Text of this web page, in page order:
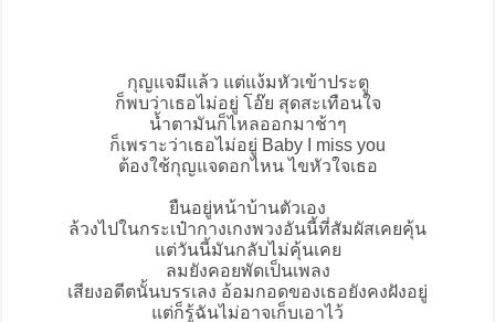
กุญแจมีแล้ว แต่แง้มหัวเข้าประตู
ก็พบว่าเธอไม่อยู่ โอ๊ย สุดสะเทือนใจ
น้ำตามันก็ไหลออกมาช้าๆ
ก็เพราะว่าเธอไม่อยู่ Baby I miss you
ต้องใช้กุญแจดอกไหน ไขหัวใจเธอ
ยืนอยู่หน้าบ้านตัวเอง
ล้วงไปในกระเป๋ากางเกงพวงอันนี้ที่สัมผัสเคยคุ้น
แต่วันนี้มันกลับไม่คุ้นเคย
ลมยังคอยพัดเป็นเพลง
เสียงอดีตนั้นบรรเลง อ้อมกอดของเธอยังคงฝังอยู่
แต่ก็รู้ฉันไม่อาจเก็บเอาไว้